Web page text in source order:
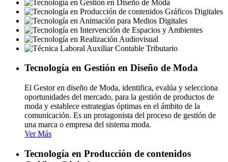
Tecnología en Gestión en Diseño de Moda
El Gestor en diseño de Moda, identifica, evalúa y selecciona
oportunidades del mercado, para la gestión de productos de
moda y establece estrategias óptimas en el ámbito de la
comunicación. Es un protagonista del proceso de gestión de
una marca o empresa del sistema moda.
Ver Más
Tecnología en Producción de contenidos